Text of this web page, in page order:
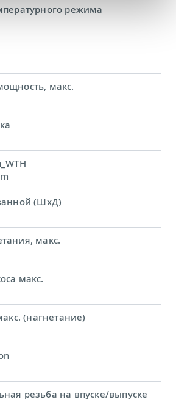
режима
макс.
(ШхД)
макс.
макс.
(нагнетание)
резьба на впуске/выпуске